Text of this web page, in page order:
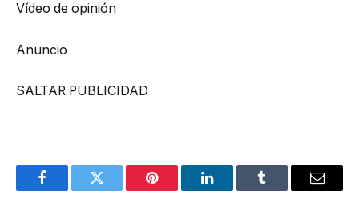
Vídeo de opinión
Anuncio
SALTAR PUBLICIDAD
FacebookTwitter Pinterest LinkedInTumblr Email